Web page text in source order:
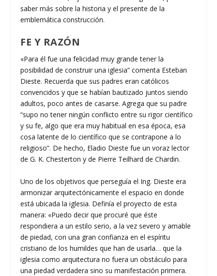
saber más sobre la historia y el presente de la
emblemática construcción.
FE Y RAZÓN
«Para él fue una felicidad muy grande tener la
posibilidad de construir una iglesia” comenta Esteban
Dieste. Recuerda que sus padres eran católicos
convencidos y que se habían bautizado juntos siendo
adultos, poco antes de casarse. Agrega que su padre
“supo no tener ningún conflicto entre su rigor científico
y su fe, algo que era muy habitual en esa época, esa
cosa latente de lo científico que se contrapone a lo
religioso”. De hecho, Eladio Dieste fue un voraz lector
de G. K. Chesterton y de Pierre Teilhard de Chardin.
Uno de los objetivos que perseguía el Ing. Dieste era
armonizar arquitectónicamente el espacio en donde
está ubicada la iglesia. Definía el proyecto de esta
manera: «Puedo decir que procuré que éste
respondiera a un estilo serio, a la vez severo y amable
de piedad, con una gran confianza en el espíritu
cristiano de los humildes que han de usarla… que la
iglesia como arquitectura no fuera un obstáculo para
una piedad verdadera sino su manifestación primera.